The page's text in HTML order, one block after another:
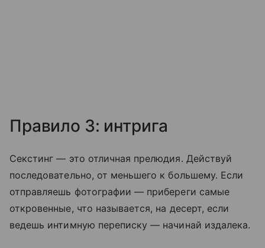
Правило 3: интрига
Секстинг — это отличная прелюдия. Действуй
последовательно, от меньшего к большему. Если
отправляешь фотографии — прибереги самые
откровенные, что называется, на десерт, если
ведешь интимную переписку — начинай издалека.